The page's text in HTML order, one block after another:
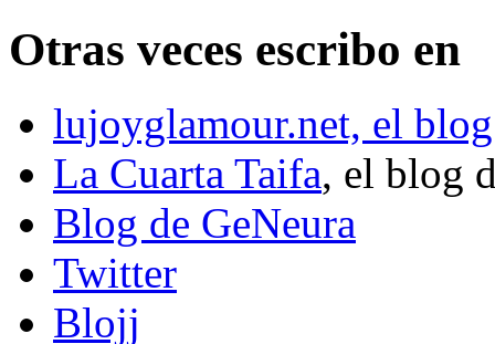
Otras veces escribo en
lujoyglamour.net, el
La Cuarta Taifa, el blog
Blog de GeNeura
Twitter
Blojj